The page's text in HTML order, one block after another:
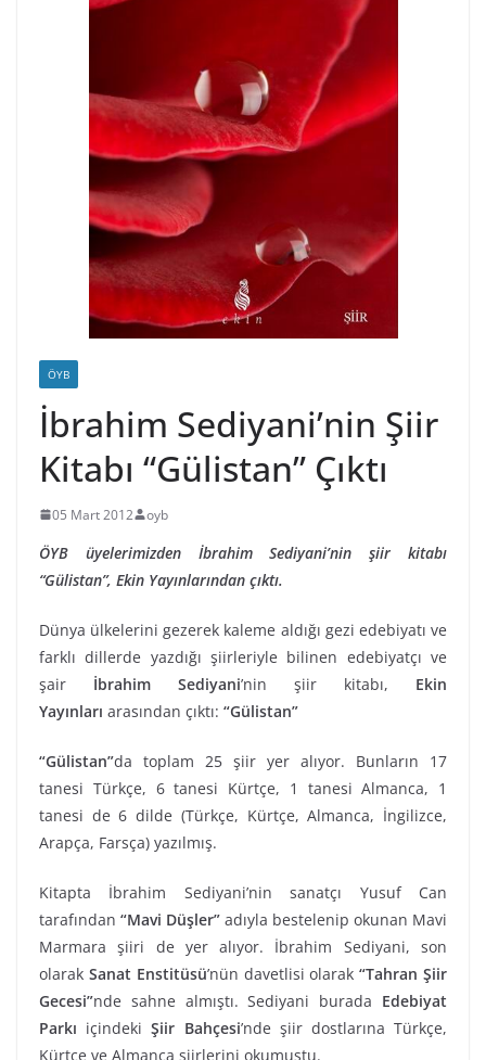
ÖYB
İbrahim Sediyani’nin Şiir
Kitabı “Gülistan” Çıktı
05 Mart 2012 oyb
ÖYB üyelerimizden İbrahim Sediyani’nin şiir kitabı
“Gülistan”, Ekin Yayınlarından çıktı.
Dünya ülkelerini gezerek kaleme aldığı gezi edebiyatı ve
farklı dillerde yazdığı şiirleriyle bilinen edebiyatçı ve
şair İbrahim Sediyani’nin şiir kitabı, Ekin
Yayınları arasından çıktı: “Gülistan”
“Gülistan”da toplam 25 şiir yer alıyor. Bunların 17
tanesi Türkçe, 6 tanesi Kürtçe, 1 tanesi Almanca, 1
tanesi de 6 dilde (Türkçe, Kürtçe, Almanca, İngilizce,
Arapça, Farsça) yazılmış.
Kitapta İbrahim Sediyani’nin sanatçı Yusuf Can
tarafından “Mavi Düşler” adıyla bestelenip okunan Mavi
Marmara şiiri de yer alıyor. İbrahim Sediyani, son
olarak Sanat Enstitüsü’nün davetlisi olarak“Tahran Şiir
Gecesi”nde sahne almıştı. Sediyani burada Edebiyat
Parkı içindekiŞiir Bahçesi’nde şiir dostlarına Türkçe,
Kürtçe ve Almanca şiirlerini okumuştu.